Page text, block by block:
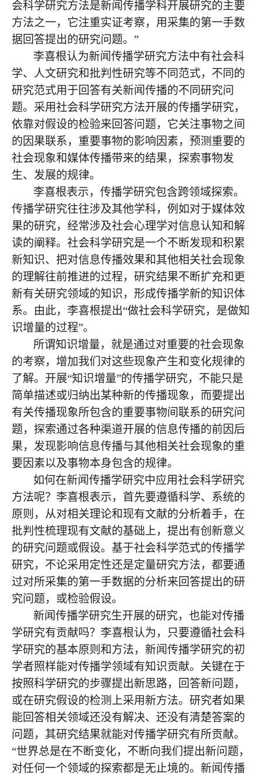
会科学研究方法是新闻传播学科开展研究的主要
方法之一，它注重实证考察，用采集的第一手数
据回答提出的研究问题。”
李喜根认为新闻传播学研究方法中有社会科
学、人文研究和批判性研究等不同范式，不同的
研究范式用于回答有关新闻传播的不同研究问
题。采用社会科学研究方法开展的传播学研究，
依靠对假设的检验来回答问题，它关注事物之间
的因果联系，重要事物的影响因素，预测重要的
社会现象和媒体传播带来的结果，探索事物发
生、发展的规律。
李喜根表示，传播学研究包含跨领域探索。
传播学研究往往涉及其他学科，例如对于媒体效
果的研究，经常涉及社会心理学对信息认知和解
读的阐释。社会科学研究是一个不断发现和积累
新知识、把对信息传播效果和其他相关社会现象
的理解往前推进的过程，研究结果不断扩充和更
新有关研究领域的知识，形成传播学新的知识体
系。由此，李喜根提出“做社会科学研究，是做知
识增量的过程”。
所谓知识增量，就是通过对重要的社会现象
的考察，增加我们对这些现象产生和变化规律的
了解。开展“知识增量”的传播学研究，不能只是
简单描述或归纳出某种新的传播现象，而要提出
有关传播现象所包含的重要事物间联系的研究问
题，探索通过各种渠道开展的信息传播的前因后
果，发现影响信息传播与其他相关社会现象的重
要因素以及事物本身包含的规律。
如何在新闻传播学研究中应用社会科学研究
方法呢？李喜根表示，首先要遵循科学、系统的
原则，从对相关理论和现有文献的分析着手，在
批判性梳理现有文献的基础上，提出有创新意义
的研究问题或假设。基于社会科学范式的传播学
研究，不论采用定性还是定量研究方法，都要通
过对所采集的第一手数据的分析来回答提出的研
究问题，或检验假设。
新闻传播学研究生开展的研究，也能对传播
学研究有贡献吗？李喜根认为，只要遵循社会科
学研究的基本原则和方法，新闻传播学研究的初
学者照样能对传播学领域有知识贡献。关键在于
按照科学研究的步骤提出新思路，回答新问题，
或在研究假设的检测上采用新方法。研究者如果
能回答相关领域还没有解决、还没有清楚答案的
问题，其研究结果就能对传播学研究有所贡献。
“世界总是在不断变化，不断向我们提出新问题，
对任何一个领域的探索都是无止境的。新闻传播